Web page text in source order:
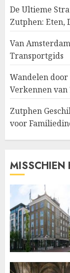
De Ultieme
Zutphen:
Van
Transportgids
Wandelen
Verkennen
Zutphen
voor
MISSCHIEN